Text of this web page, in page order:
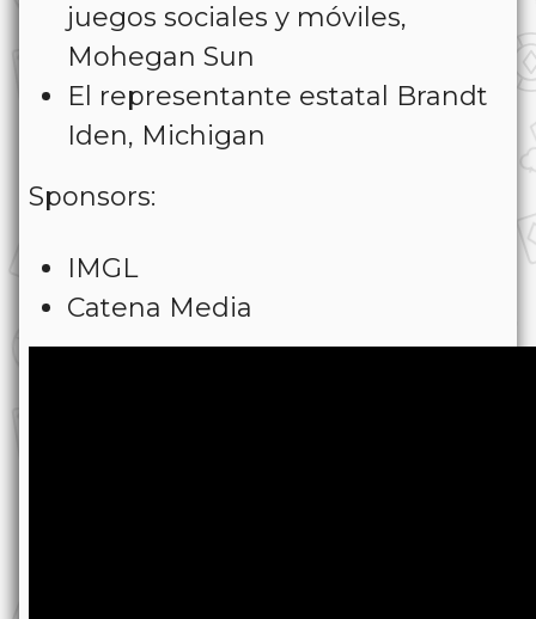
juegos sociales y móviles,
Mohegan Sun
El representante estatal Brandt
Iden, Michigan
Sponsors:
IMGL
Catena Media